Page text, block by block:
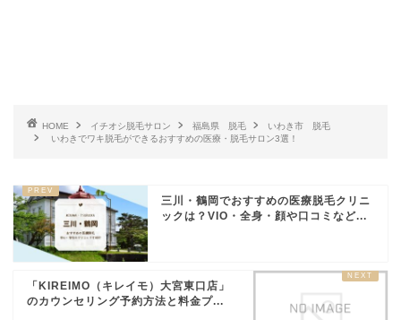
HOME イチオシ脱毛サロン 福島県 脱毛
いわき市 脱毛
いわきでワキ脱毛ができるおすすめの医療・脱毛サロン3選！
三川・鶴岡でおすすめの医療脱毛クリニ
ックは？VIO・全身・顔や口コミなど...
「KIREIMO（キレイモ）大宮東口店」
のカウンセリング予約方法と料金プ...